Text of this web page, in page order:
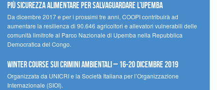
Più sicurezza alimentare per salvaguardare l’Upemba
Da dicembre 2017 e per i prossimi tre anni, COOPI contribuirà ad
aumentare la resilienza di 90.646 agricoltori e allevatori vulnerabili delle
comunità limitrofe al Parco Nazionale di Upemba nella Repubblica
Democratica del Congo.
Winter Course sui Crimini Ambientali – 16-20 Dicembre 2019
Organizzata da UNICRI e la Società Italiana per l’Organizzazione
Internazionale (SIOI).